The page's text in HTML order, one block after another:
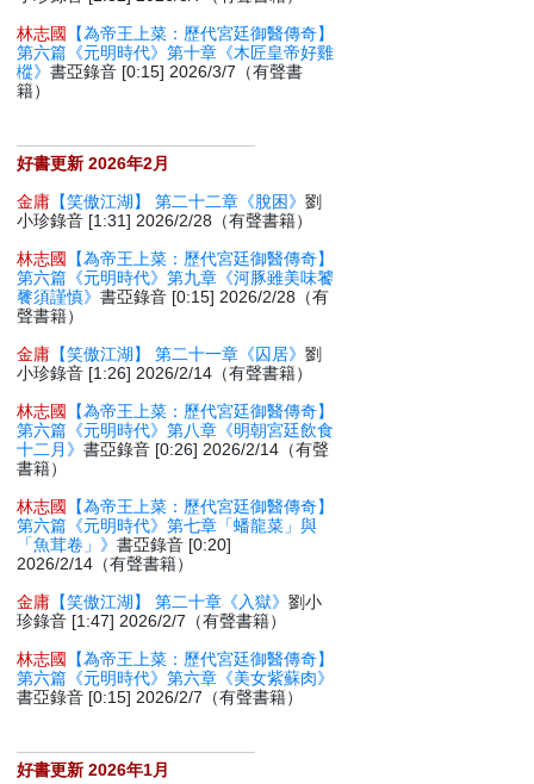
林志國
【為帝王上菜：歷代宮廷御醫傳奇】
第六篇《元明時代》第十章《木匠皇帝好雞
樅》書亞錄音 [0:15] 2026/3/7（有聲書
籍）
好書更新 2026年2月
金庸 【笑傲江湖】 第二十二章《脫困》劉
小珍錄音 [1:31] 2026/2/28（有聲書籍）
林志國
【為帝王上菜：歷代宮廷御醫傳奇】
第六篇《元明時代》第九章《河豚雖美味饕
餮須謹慎》書亞錄音 [0:15] 2026/2/28（有
聲書籍）
金庸 【笑傲江湖】 第二十一章《囚居》劉
小珍錄音 [1:26] 2026/2/14（有聲書籍）
林志國
【為帝王上菜：歷代宮廷御醫傳奇】
第六篇《元明時代》第八章《明朝宮廷飲食
十二月》書亞錄音 [0:26] 2026/2/14（有聲
書籍）
林志國
【為帝王上菜：歷代宮廷御醫傳奇】
第六篇《元明時代》第七章「蟠龍菜」與
「魚茸卷」》書亞錄音 [0:20]
2026/2/14（有聲書籍）
金庸 【笑傲江湖】 第二十章《入獄》劉小
珍錄音 [1:47] 2026/2/7（有聲書籍）
林志國
【為帝王上菜：歷代宮廷御醫傳奇】
第六篇《元明時代》第六章《美女紫蘇肉》
書亞錄音 [0:15] 2026/2/7（有聲書籍）
好書更新 2026年1月